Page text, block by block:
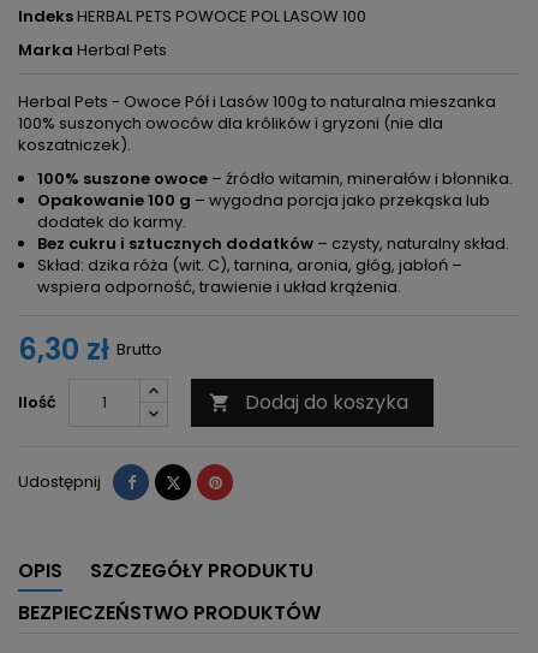
IndeksHERBAL PETS POWOCE POL LASOW 100
Marka Herbal Pets
Herbal Pets - Owoce Pół i Lasów 100g to naturalna mieszanka
100% suszonych owoców dla królików i gryzoni (nie dla
koszatniczek).
100% suszone owoce – źródło witamin, minerałów i błonnika.
Opakowanie 100 g – wygodna porcja jako przekąska lub
dodatek do karmy.
Bez cukru i sztucznych dodatków – czysty, naturalny skład.
Skład: dzika róża (wit. C), tarnina, aronia, głóg, jabłoń –
wspiera odporność, trawienie i układ krążenia.
6,30 zł Brutto
Ilość  Dodaj do koszyka
Udostępnij Udostępnij
TweetujPinterest
OPIS
SZCZEGÓŁY PRODUKTU
BEZPIECZEŃSTWO PRODUKTÓW